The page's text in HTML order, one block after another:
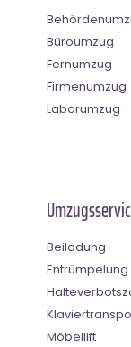
Büroumzug
Fernumzug
Firmenumzug
Laborumzug
Beiladung
Entrümpelung
Möbellift